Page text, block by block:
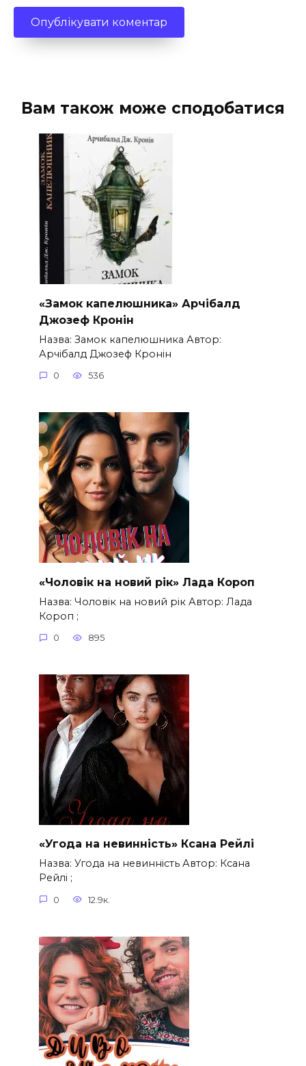
Вам також може сподобатися
«Замок капелюшника» Арчібалд
Джозеф Кронін
Назва: Замок капелюшника Автор:
Арчібалд Джозеф Кронін
0 536
«Чоловік на новий рік» Лада Короп
Назва: Чоловік на новий рік Автор: Лада
Короп ;
0 895
«Угода на невинність» Ксана Рейлі
Назва: Угода на невинність Автор: Ксана
Рейлі ;
0 12.9к.